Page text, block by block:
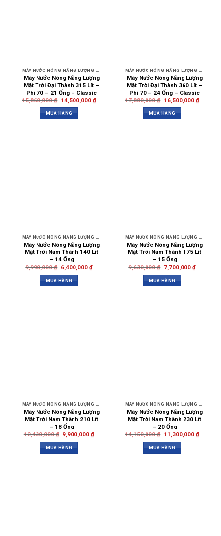
Máy Nước Nóng Năng Lượng
Mặt Trời Đại Thành 315 Lít –
Phi 70 – 21 Ống – Classic
15,860,000₫ 14,500,000 ₫
MUA HÀNG
Máy Nước Nóng Năng Lượng
Mặt Trời Đại Thành 360 Lít –
Phi 70 – 24 Ống – Classic
17,880,000₫ 16,500,000 ₫
MUA HÀNG
MÁY NƯỚC NÓNG NĂNG LƯỢNG MẶT TRỜI NAM THÀNH
Máy Nước Nóng Năng Lượng
Mặt Trời Nam Thành 140 Lít
– 14 Ống
9,990,000₫ 6,400,000 ₫
MUA HÀNG
MÁY NƯỚC NÓNG NĂNG LƯỢNG MẶT TRỜI NAM THÀNH
Máy Nước Nóng Năng Lượng
Mặt Trời Nam Thành 175 Lít
– 15 Ống
9,630,000₫ 7,700,000 ₫
MUA HÀNG
MÁY NƯỚC NÓNG NĂNG LƯỢNG MẶT TRỜI NAM THÀNH
Máy Nước Nóng Năng Lượng
Mặt Trời Nam Thành 210 Lít
– 18 Ống
12,430,000₫ 9,900,000₫
MUA HÀNG
MÁY NƯỚC NÓNG NĂNG LƯỢNG MẶT TRỜI NAM THÀNH
Máy Nước Nóng Năng Lượng
Mặt Trời Nam Thành 230 Lít
– 20 Ống
14,150,000₫ 11,300,000 ₫
MUA HÀNG